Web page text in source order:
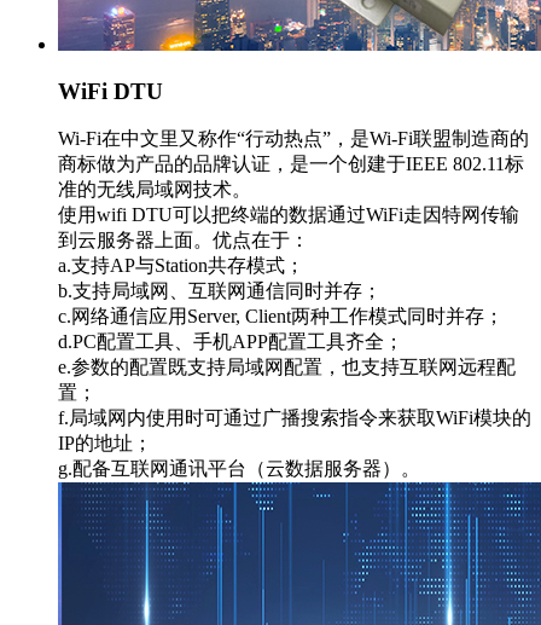
WiFi DTU
Wi-Fi在中文里又称作“行动热点”，是Wi-Fi联盟制造商的
商标做为产品的品牌认证，是一个创建于IEEE 802.11标
准的无线局域网技术。
使用wifi DTU可以把终端的数据通过WiFi走因特网传输
到云服务器上面。优点在于：
a.支持AP与Station共存模式；
b.支持局域网、互联网通信同时并存；
c.网络通信应用Server, Client两种工作模式同时并存；
d.PC配置工具、手机APP配置工具齐全；
e.参数的配置既支持局域网配置，也支持互联网远程配
置；
f.局域网内使用时可通过广播搜索指令来获取WiFi模块的
IP的地址；
g.配备互联网通讯平台（云数据服务器）。